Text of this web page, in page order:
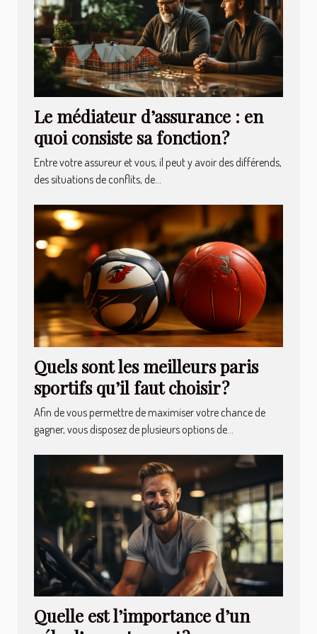
Le médiateur d’assurance : en
quoi consiste sa fonction ?
Entre votre assureur et vous, il peut y avoir des différends,
des situations de conflits, de...
Quels sont les meilleurs paris
sportifs qu’il faut choisir ?
Afin de vous permettre de maximiser votre chance de
gagner, vous disposez de plusieurs options de...
Quelle est l’importance d’un